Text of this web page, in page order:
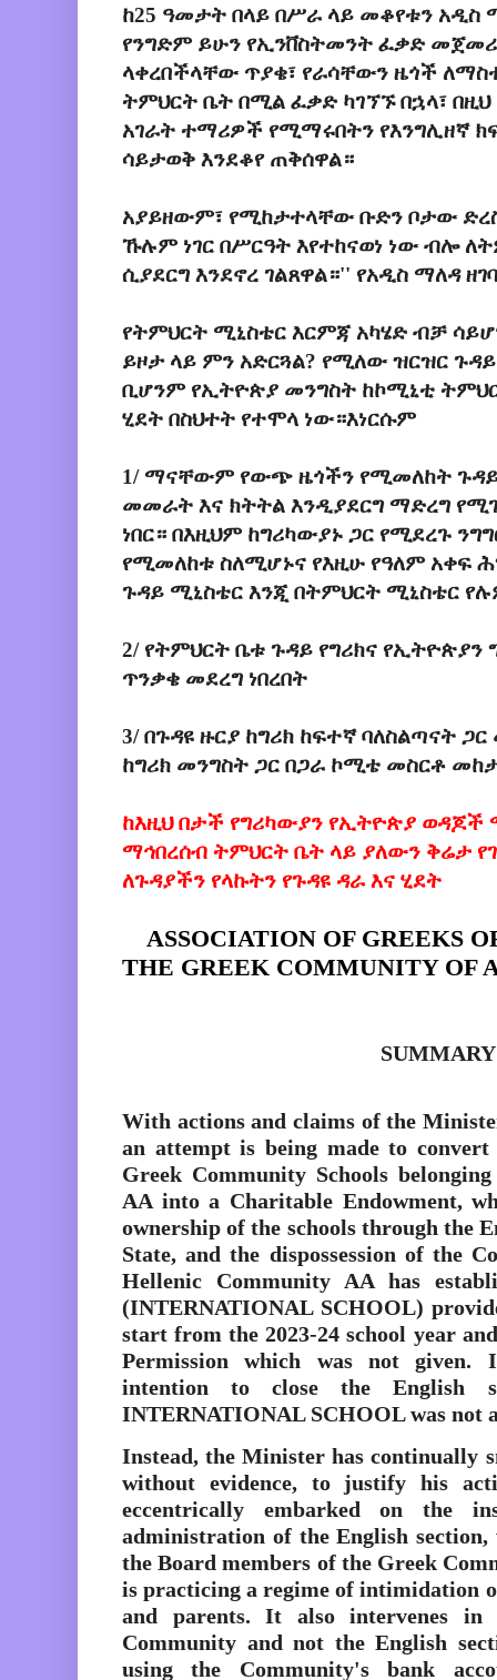
ከ25 ዓመታት በላይ በሥራ ላይ መቆየቱን አዲስ
የንግድም ይሁን የኢንቨስትመንት ፈቃድ
ላቀረበችላቸው ጥያቄ፣ የራሳቸውን ዜጎች
ትምህርት ቤት በሚል ፈቃድ ካገኘኙ በኋላ፣
አገራት ተማሪዎች የሚማሩበትን የእንግሊዘኛ
ሳይታወቅ እንደቆየ ጠቅሰዋል።
አያይዘውም፣ የሚከታተላቸው ቡድን ቦታው
ኹሉም ነገር በሥርዓት እየተከናወነ ነው ብሎ
ሲያደርግ እንደኖረ ገልጸዋል።'' የአዲስ ማለዳ
የትምህርት ሚኒስቴር እርምጃ አካሄድ ብቻ
ይዞታ ላይ ምን አድርጓል? የሚለው ዝርዝር
ቢሆንም የኢትዮጵያ መንግስት ከኮሚኒቲ
ሂደት በስህተት የተሞላ ነው።እነርሱም
1/ ማናቸውም የውጭ ዜጎችን የሚመለከት
መመራት እና ክትትል እንዲያደርግ ማድረግ
ነበር። በእዚህም ከግሪካውያኑ ጋር የሚደረጉ
የሚመለከቱ ስለሚሆኑና የእዚሁ የዓለም አቀፍ
ጉዳይ ሚኒስቴር እንጂ በትምህርት ሚኒስቴር
2/ የትምህርት ቤቱ ጉዳይ የግሪክና የኢትዮጵያን
ጥንቃቄ መደረግ ነበረበት
3/ በጉዳዩ ዙርያ ከግሪክ ከፍተኛ ባለስልጣናት
ከግሪክ መንግስት ጋር በጋራ ኮሚቴ መስርቶ
ከእዚህ በታች የግሪካውያን የኢትዮጵያ ወዳጆች
ማኅበረሰብ ትምህርት ቤት ላይ ያለውን ቅሬታ
ለጉዳያችን የላኩትን የጉዳዩ ዳራ እና ሂደት
ASSOCIATION OF GREEKS
THE GREEK COMMUNITY OF
SUMMARY
With actions and claims of the
an attempt is being made to
Greek Community Schools
AA into a Charitable Endowment,
ownership of the schools through the
State, and the dispossession of the
Hellenic Community AA has
(INTERNATIONAL SCHOOL)
start from the 2023-24 school year
Permission which was not given.
intention to close the
INTERNATIONAL SCHOOL was not
Instead, the Minister has continually
without evidence, to justify his
eccentrically embarked on the
administration of the English
the Board members of the Greek
is practicing a regime of intimidation
and parents. It also intervenes in
Community and not the English
using the Community's bank